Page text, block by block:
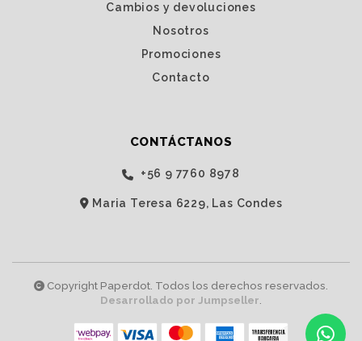
Cambios y devoluciones
Nosotros
Promociones
Contacto
CONTÁCTANOS
‭+56 9 7760 8978‬
Maria Teresa 6229, Las Condes
Copyright Paperdot. Todos los derechos reservados.
Desarrollado por Jumpseller